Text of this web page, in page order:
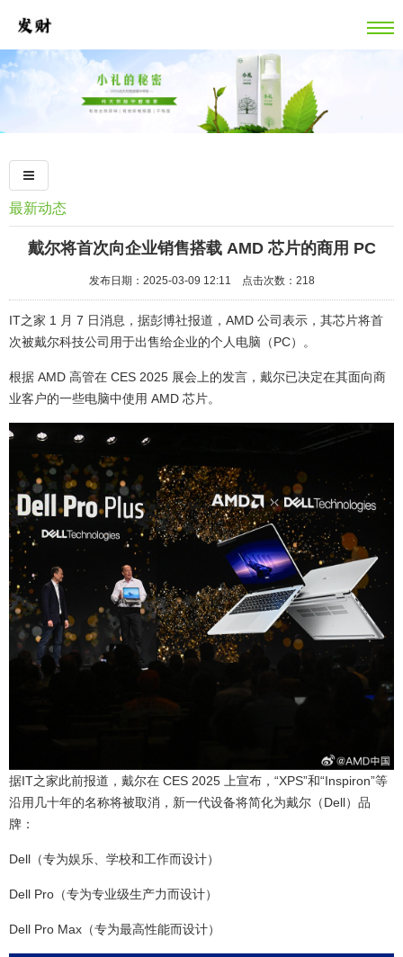
最新动态
戴尔将首次向企业销售搭载 AMD 芯片的商用 PC
发布日期：2025-03-09 12:11 点击次数：218
IT之家 1 月 7 日消息，据彭博社报道，AMD 公司表示，其芯片将首
次被戴尔科技公司用于出售给企业的个人电脑（PC）。
根据 AMD 高管在 CES 2025 展会上的发言，戴尔已决定在其面向商
业客户的一些电脑中使用 AMD 芯片。
据IT之家此前报道，戴尔在 CES 2025 上宣布，“XPS”和“Inspiron”等
沿用几十年的名称将被取消，新一代设备将简化为戴尔（Dell）品
牌：
Dell（专为娱乐、学校和工作而设计）
Dell Pro（专为专业级生产力而设计）
Dell Pro Max（专为最高性能而设计）